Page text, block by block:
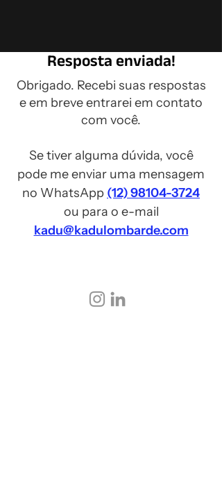
Resposta enviada!
Obrigado. Recebi suas respostas
e em breve entrarei em contato
com você.
Se tiver alguma dúvida, você
pode me enviar uma mensagem
no WhatsApp (12) 98104-3724
ou para o e-mail
kadu@kadulombarde.com